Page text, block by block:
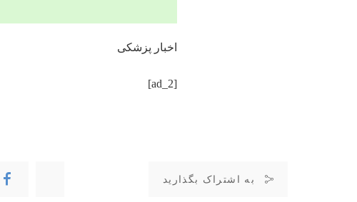
اخبار پزشکی
[ad_2]
به اشتراک بگذارید